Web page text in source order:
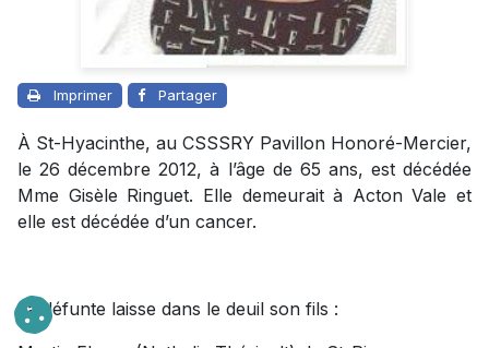
Imprimer Partager
À St-Hyacinthe, au CSSSRY Pavillon Honoré-Mercier,
le 26 décembre 2012, à l’âge de 65 ans, est décédée
Mme Gisèle Ringuet. Elle demeurait à Acton Vale et
elle est décédée d’un cancer.
La défunte laisse dans le deuil son fils :